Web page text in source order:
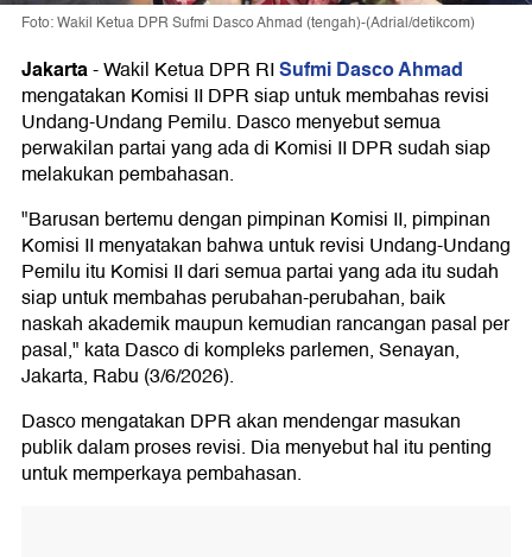
Foto: Wakil Ketua DPR Sufmi Dasco Ahmad (tengah)-(Adrial/detikcom)
Jakarta-Wakil Ketua DPR RISufmi Dasco Ahmad
mengatakan Komisi II DPR siap untuk membahas revisi
Undang-Undang Pemilu. Dasco menyebut semua
perwakilan partai yang ada di Komisi II DPR sudah siap
melakukan pembahasan.
"Barusan bertemu dengan pimpinan Komisi II, pimpinan
Komisi II menyatakan bahwa untuk revisi Undang-Undang
Pemilu itu Komisi II dari semua partai yang ada itu sudah
siap untuk membahas perubahan-perubahan, baik
naskah akademik maupun kemudian rancangan pasal per
pasal," kata Dasco di kompleks parlemen, Senayan,
Jakarta, Rabu (3/6/2026).
Dasco mengatakan DPR akan mendengar masukan
publik dalam proses revisi. Dia menyebut hal itu penting
untuk memperkaya pembahasan.